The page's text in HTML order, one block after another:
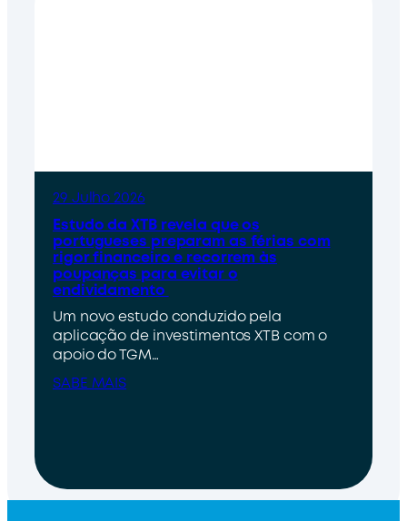
29 Julho 2026
Estudo da XTB revela que os
portugueses preparam as férias com
rigor financeiro e recorrem às
poupanças para evitar o
endividamento
Um novo estudo conduzido pela
aplicação de investimentos XTB com o
apoio do TGM…
SABE MAIS